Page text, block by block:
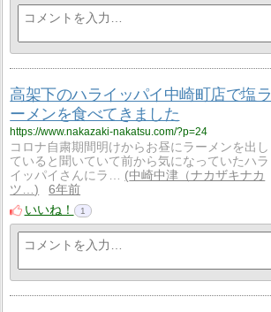
高架下のハライッパイ中崎町店で塩ラ
ーメンを食べてきました
https://www.nakazaki-nakatsu.com/?p=24
コロナ自粛期間明けからお昼にラーメンを出し
ていると聞いていて前から気になっていたハラ
イッパイさんにラ…
中崎中津（ナカザキナカ
ツ…
6年前
いいね！
1